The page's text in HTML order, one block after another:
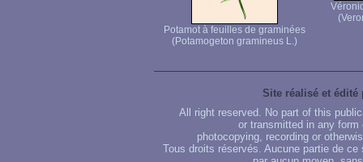
Potamot à feuilles de graminées
(Potamogeton gramineus L.)
Site réalisé et édité
All right reserved. No part of this
or transmitted in any
photocopying, recording or
Tous droits réservés. Aucune partie de